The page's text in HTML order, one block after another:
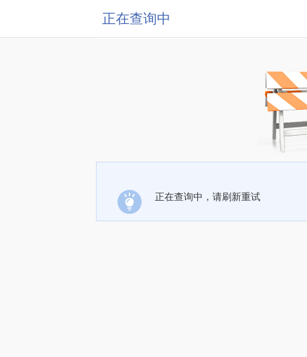
正在查询中
正在查询中，请刷新重试